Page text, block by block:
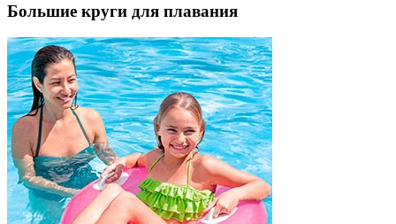
Большие круги для плавания